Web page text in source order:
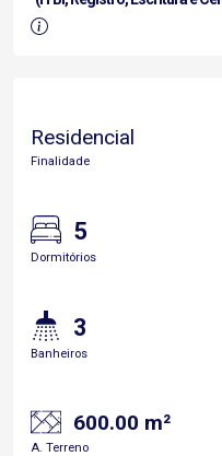
Residencial
Finalidade
5
Dormitórios
3
Banheiros
600.00 m²
A. Terreno